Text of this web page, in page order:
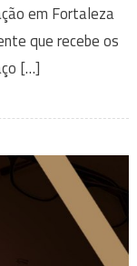
em Fortaleza
que recebe os
[…]